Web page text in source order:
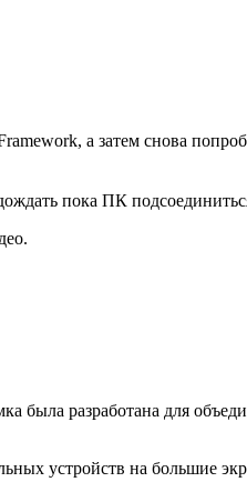
а затем снова
пока ПК
была разработана для
устройств на большие